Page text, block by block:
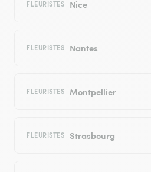
FLEURISTES Nice
FLEURISTES Nantes
FLEURISTES Montpellier
FLEURISTES Strasbourg